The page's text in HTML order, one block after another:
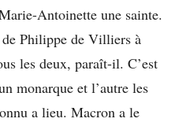
Antoinette une sainte.
Philippe de Villiers à
les deux, paraît-il. C’est
monarque et l’autre les
a lieu. Macron a le